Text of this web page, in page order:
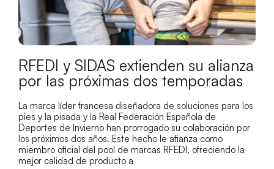
RFEDI y SIDAS extienden su alianza
por las próximas dos temporadas
La marca líder francesa diseñadora de soluciones para los
pies y la pisada y la Real Federación Española de
Deportes de Invierno han prorrogado su colaboración por
los próximos dos años. Este hecho le afianza como
miembro oficial del pool de marcas RFEDI, ofreciendo la
mejor calidad de producto a